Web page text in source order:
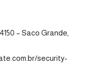
– Saco Grande,
security-